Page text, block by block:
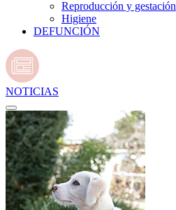
Reproducción y gestación
Higiene
DEFUNCIÓN
NOTICIAS